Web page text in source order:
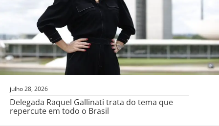
julho 28, 2026
Delegada Raquel Gallinati trata do tema que
repercute em todo o Brasil